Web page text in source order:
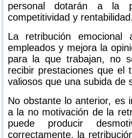
personal dotarán a la
competitividad y rentabilidad.
La retribución emocional
empleados y mejora la
para la que trabajan, no
recibir prestaciones que el
valiosos que una subida de
No obstante lo anterior, es
a la no motivación de la
puede producir
correctamente, la